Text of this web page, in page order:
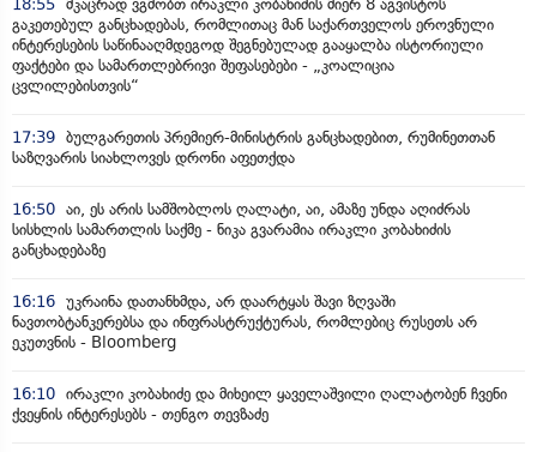
18:55 მკაცრად ვგმობთ ირაკლი კობახიძის მიერ 8 აგვისტოს
გაკეთებულ განცხადებას, რომლითაც მან საქართველოს ეროვნული
ინტერესების საწინააღმდეგოდ შეგნებულად გააყალბა ისტორიული
ფაქტები და სამართლებრივი შეფასებები - „კოალიცია
ცვლილებისთვის“
17:39 ბულგარეთის პრემიერ-მინისტრის განცხადებით, რუმინეთთან
საზღვარის სიახლოვეს დრონი აფეთქდა
16:50 აი, ეს არის სამშობლოს ღალატი, აი, ამაზე უნდა აღიძრას
სისხლის სამართლის საქმე - ნიკა გვარამია ირაკლი კობახიძის
განცხადებაზე
16:16 უკრაინა დათანხმდა, არ დაარტყას შავი ზღვაში
ნავთობტანკერებსა და ინფრასტრუქტურას, რომლებიც რუსეთს არ
ეკუთვნის - Bloomberg
16:10 ირაკლი კობახიძე და მიხეილ ყაველაშვილი ღალატობენ ჩვენი
ქვეყნის ინტერესებს - თენგო თევზაძე